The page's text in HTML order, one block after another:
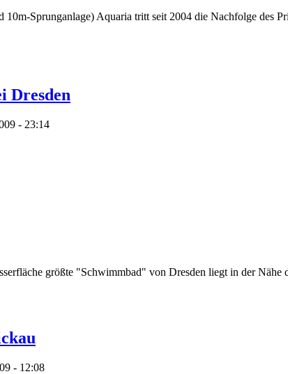
Sprunganlage) Aquaria tritt seit 2004 die Nachfolge des
Dresden
- 23:14
größte "Schwimmbad" von Dresden liegt in der
- 12:08